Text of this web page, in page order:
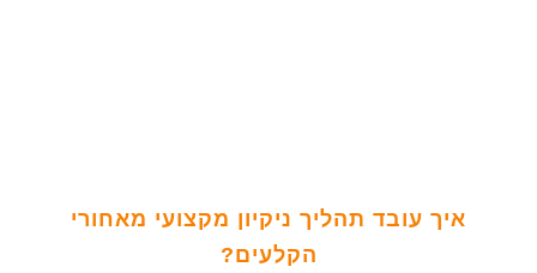
איך עובד תהליך ניקיון מקצועי מאחורי
הקלעים?